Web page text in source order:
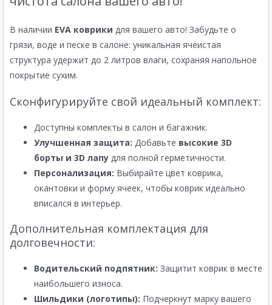
В наличии EVA коврики для вашего авто! Забудьте о
грязи, воде и песке в салоне: уникальная ячеистая
структура удержит до 2 литров влаги, сохраняя напольное
покрытие сухим.
Сконфигурируйте свой идеальный комплект:
Доступны комплекты в салон и багажник.
Улучшенная защита: Добавьте высокие 3D
борты и 3D лапу для полной герметичности.
Персонализация: Выбирайте цвет коврика,
окантовки и форму ячеек, чтобы коврик идеально
вписался в интерьер.
Дополнительная комплектация для
долговечности:
Водительский подпятник: Защитит коврик в месте
наибольшего износа.
Шильдики (логотипы): Подчеркнут марку вашего